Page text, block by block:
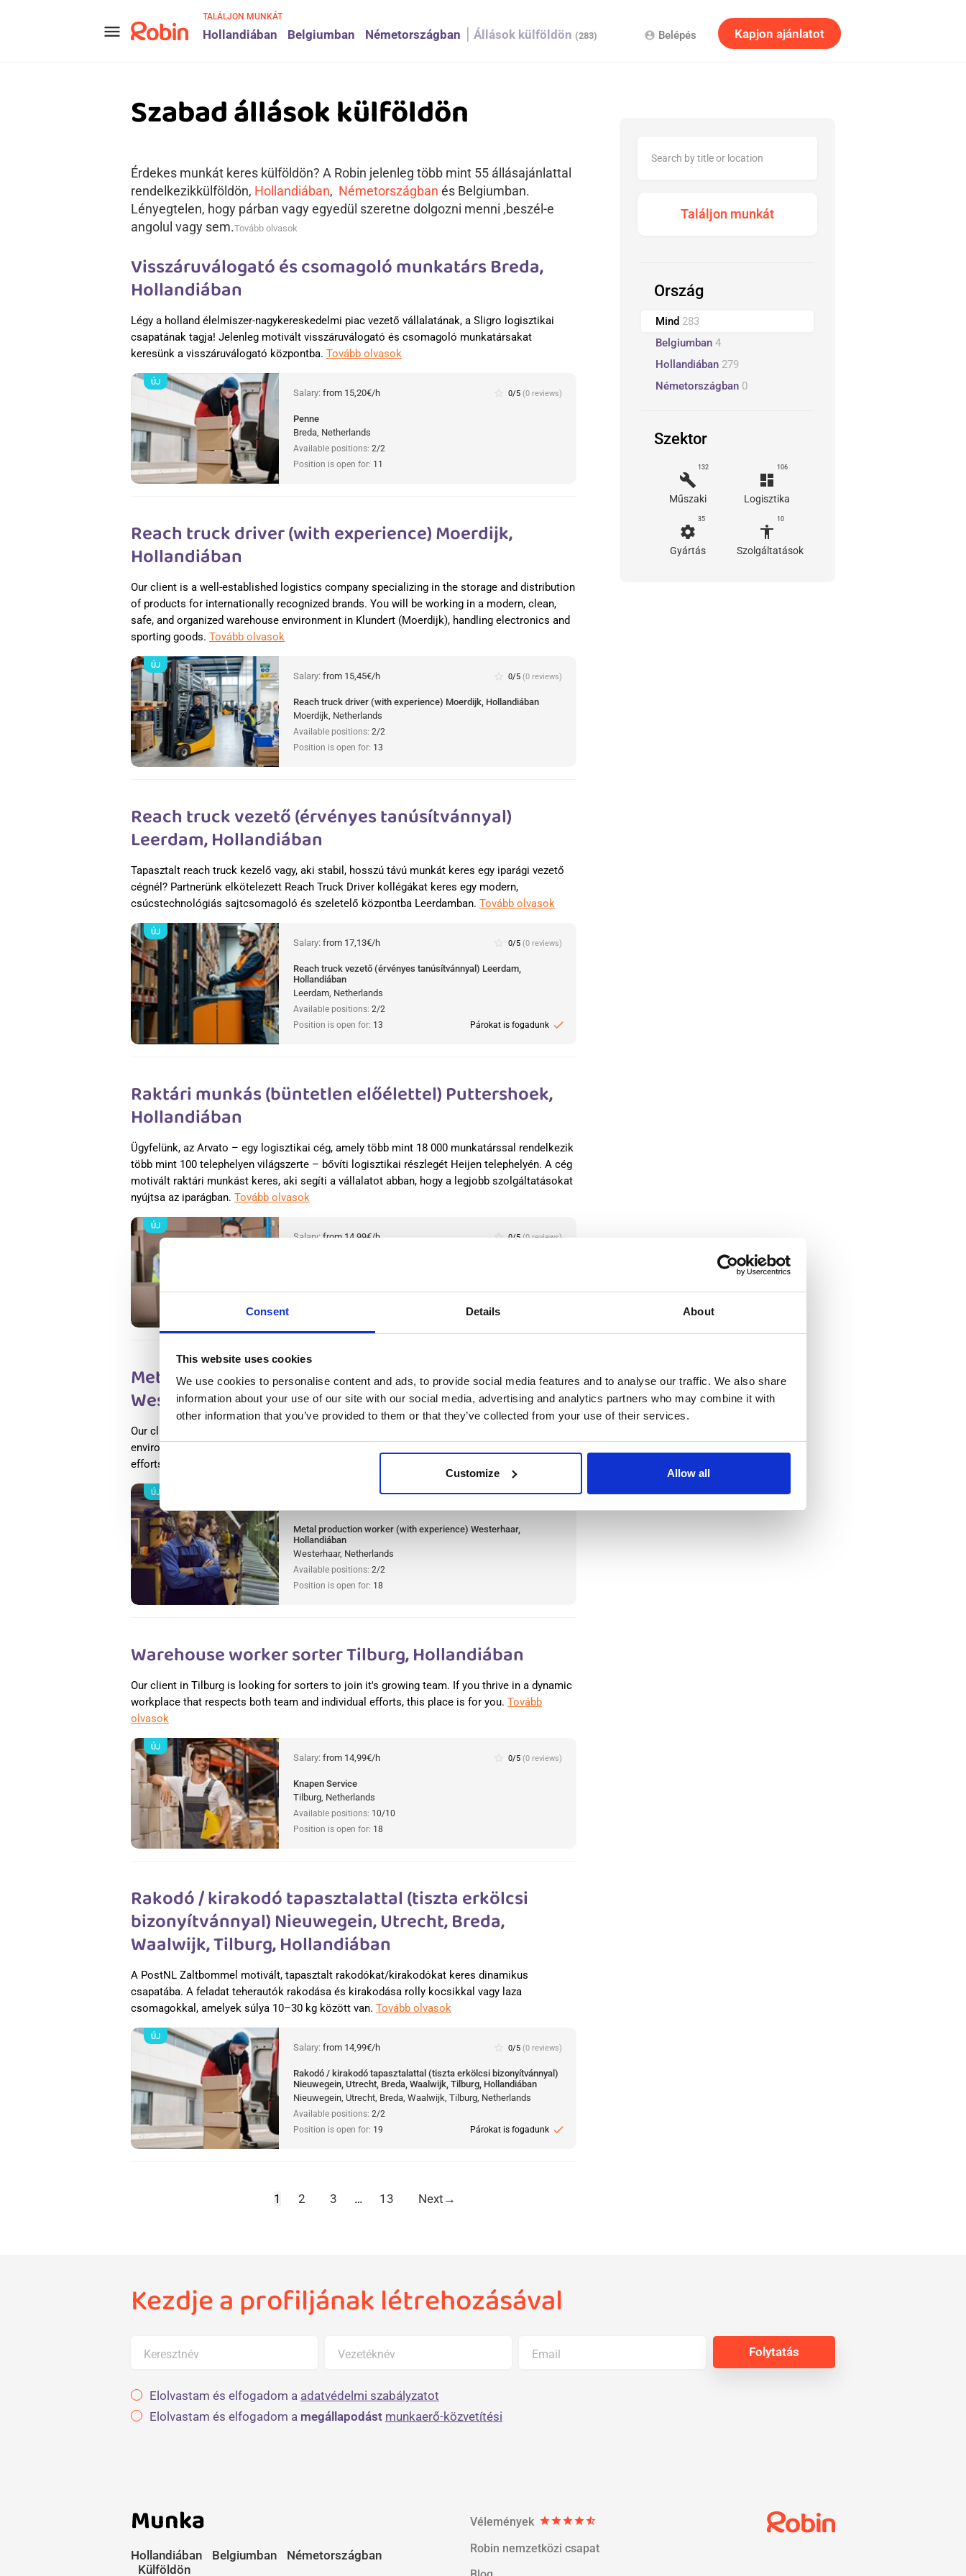
Consent Details About
This website uses cookies
We use cookies to personalise content and ads, to provide social media features and to analyse our traffic. We also share
information about your use of our site with our social media, advertising and analytics partners who may combine it with
other information that you’ve provided to them or that they’ve collected from your use of their services.
Customize Allow all
menu
TALÁLJON MUNKÁT
Hollandiában Belgiumban Németországban Állások külföldön (283) Kapjon ajánlatot
account_circle Belépés
Szabad állások külföldön
Érdekes munkát keres külföldön? A Robin jelenleg több mint 55 állásajánlattal
rendelkezikkülföldön, Hollandiában, Németországban és Belgiumban.
Lényegtelen, hogy párban vagy egyedül szeretne dolgozni menni ,beszél-e
angolul vagy sem.Tovább olvasok
Visszáruválogató és csomagoló munkatárs Breda,
Hollandiában
Légy a holland élelmiszer-nagykereskedelmi piac vezető vállalatának, a Sligro logisztikai
csapatának tagja! Jelenleg motivált visszáruválogató és csomagoló munkatársakat
keresünk a visszáruválogató központba. Tovább olvasok
Salary: from 15,20€/h star_border 0/5 (0 reviews)
Penne
Breda, Netherlands
Available positions: 2/2
Position is open for: 11
ÚJ
Reach truck driver (with experience) Moerdijk,
Hollandiában
Our client is a well-established logistics company specializing in the storage and distribution
of products for internationally recognized brands. You will be working in a modern, clean,
safe, and organized warehouse environment in Klundert (Moerdijk), handling electronics and
sporting goods. Tovább olvasok
Salary: from 15,45€/h star_border 0/5 (0 reviews)
Reach truck driver (with experience) Moerdijk, Hollandiában
Moerdijk, Netherlands
Available positions: 2/2
Position is open for: 13
ÚJ
Reach truck vezető (érvényes tanúsítvánnyal)
Leerdam, Hollandiában
Tapasztalt reach truck kezelő vagy, aki stabil, hosszú távú munkát keres egy iparági vezető
cégnél? Partnerünk elkötelezett Reach Truck Driver kollégákat keres egy modern,
csúcstechnológiás sajtcsomagoló és szeletelő központba Leerdamban. Tovább olvasok
Salary: from 17,13€/h star_border 0/5 (0 reviews)
Reach truck vezető (érvényes tanúsítvánnyal) Leerdam,
Hollandiában
Leerdam, Netherlands
Available positions: 2/2
Position is open for: 13 Párokat is fogadunk check
ÚJ
Raktári munkás (büntetlen előélettel) Puttershoek,
Hollandiában
Ügyfelünk, az Arvato – egy logisztikai cég, amely több mint 18 000 munkatárssal rendelkezik
több mint 100 telephelyen világszerte – bővíti logisztikai részlegét Heijen telephelyén. A cég
motivált raktári munkást keres, aki segíti a vállalatot abban, hogy a legjobb szolgáltatásokat
nyújtsa az iparágban. Tovább olvasok
Salary: from 14,99€/h star_border 0/5 (0 reviews)
Available positions:2/2
Párokat is fogadunk
ÚJ
Metal production worker (with experience)
Westerhaar, Hollandiában
Our client is looking for a Production Worker to join its growing team in a dynamic
environment. If you thrive in a dynamic workplace that respects both team and individual
efforts, this place is for you.
Metal production worker (with experience) Westerhaar,
Hollandiában
Westerhaar, Netherlands
Available positions: 2/2
Position is open for: 18
ÚJ
Warehouse worker sorter Tilburg, Hollandiában
Our client in Tilburg is looking for sorters to join it's growing team. If you thrive in a dynamic
workplace that respects both team and individual efforts, this place is for you. Tovább
olvasok
Salary: from 14,99€/h star_border 0/5 (0 reviews)
Knapen Service
Tilburg, Netherlands
Available positions: 10/10
Position is open for: 18
ÚJ
Rakodó / kirakodó tapasztalattal (tiszta erkölcsi
bizonyítvánnyal) Nieuwegein, Utrecht, Breda,
Waalwijk, Tilburg, Hollandiában
A PostNL Zaltbommel motivált, tapasztalt rakodókat/kirakodókat keres dinamikus
csapatába. A feladat teherautók rakodása és kirakodása rolly kocsikkal vagy laza
csomagokkal, amelyek súlya 10–30 kg között van. Tovább olvasok
Salary: from 14,99€/h star_border 0/5 (0 reviews)
Rakodó / kirakodó tapasztalattal (tiszta erkölcsi bizonyítvánnyal)
Nieuwegein, Utrecht, Breda, Waalwijk, Tilburg, Hollandiában
Nieuwegein, Utrecht, Breda, Waalwijk, Tilburg, Netherlands
Available positions: 2/2
Position is open for: 19 Párokat is fogadunk check
ÚJ
1 2 3 … 13 Next →
Ország
Mind 283
Belgiumban 4
Hollandiában 279
Németországban 0
Szektor
132
build
Műszaki
106
dashboard
Logisztika
35
settings
Gyártás
10
accessibility
Szolgáltatások
Kezdje a profiljának létrehozásával
Keresztnév Vezetéknév Email
Elolvastam és elfogadom a adatvédelmi szabályzatot
Elolvastam és elfogadom a megállapodást munkaerő-közvetítési
Munka
Hollandiában Belgiumban
Németországban
Külföldön
Vélemények starstarstarstarstar_half
Robin nemzetközi csapat